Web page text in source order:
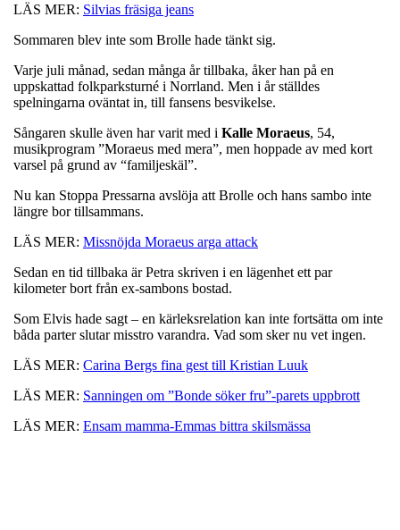
LÄS MER: Silvias fräsiga jeans
Sommaren blev inte som Brolle hade tänkt sig.
Varje juli månad, sedan många år tillbaka, åker han på en
uppskattad folkparksturné i Norrland. Men i år ställdes
spelningarna oväntat in, till fansens besvikelse.
Sångaren skulle även har varit med i Kalle Moraeus, 54,
musikprogram ”Moraeus med mera”, men hoppade av med kort
varsel på grund av “familjeskäl”.
Nu kan Stoppa Pressarna avslöja att Brolle och hans sambo inte
längre bor tillsammans.
LÄS MER: Missnöjda Moraeus arga attack
Sedan en tid tillbaka är Petra skriven i en lägenhet ett par
kilometer bort från ex-sambons bostad.
Som Elvis hade sagt – en kärleksrelation kan inte fortsätta om inte
båda parter slutar misstro varandra. Vad som sker nu vet ingen.
LÄS MER: Carina Bergs fina gest till Kristian Luuk
LÄS MER: Sanningen om ”Bonde söker fru”-parets uppbrott
LÄS MER: Ensam mamma-Emmas bittra skilsmässa